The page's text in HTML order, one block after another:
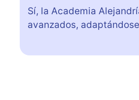
Sí, la Academia
avanzados,